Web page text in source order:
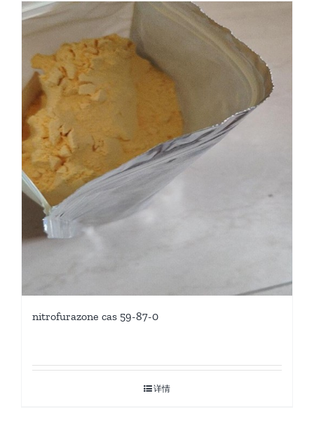
nitrofurazone cas 59-87-0
详情